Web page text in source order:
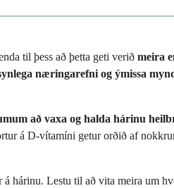
til þess að þetta geti verið meira
næringarefni og ýmissa
að vaxa og halda hárinu
á D-vítamíni getur orðið af
Lestu til að vita meira um